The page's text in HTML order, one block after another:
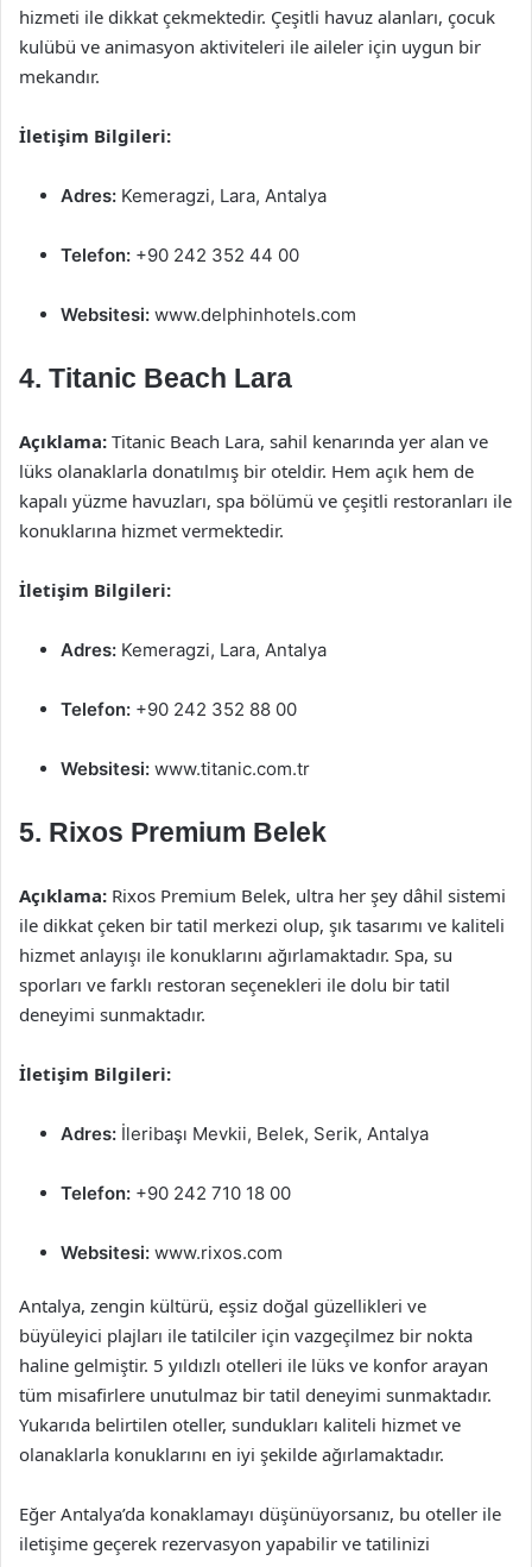
hizmeti ile dikkat çekmektedir. Çeşitli havuz alanları, çocuk
kulübü ve animasyon aktiviteleri ile aileler için uygun bir
mekandır.
İletişim Bilgileri:
Adres: Kemeragzi, Lara, Antalya
Telefon: +90 242 352 44 00
Websitesi: www.delphinhotels.com
4. Titanic Beach Lara
Açıklama: Titanic Beach Lara, sahil kenarında yer alan ve
lüks olanaklarla donatılmış bir oteldir. Hem açık hem de
kapalı yüzme havuzları, spa bölümü ve çeşitli restoranları ile
konuklarına hizmet vermektedir.
İletişim Bilgileri:
Adres: Kemeragzi, Lara, Antalya
Telefon: +90 242 352 88 00
Websitesi: www.titanic.com.tr
5. Rixos Premium Belek
Açıklama: Rixos Premium Belek, ultra her şey dâhil sistemi
ile dikkat çeken bir tatil merkezi olup, şık tasarımı ve kaliteli
hizmet anlayışı ile konuklarını ağırlamaktadır. Spa, su
sporları ve farklı restoran seçenekleri ile dolu bir tatil
deneyimi sunmaktadır.
İletişim Bilgileri:
Adres: İleribaşı Mevkii, Belek, Serik, Antalya
Telefon: +90 242 710 18 00
Websitesi: www.rixos.com
Antalya, zengin kültürü, eşsiz doğal güzellikleri ve
büyüleyici plajları ile tatilciler için vazgeçilmez bir nokta
haline gelmiştir. 5 yıldızlı otelleri ile lüks ve konfor arayan
tüm misafirlere unutulmaz bir tatil deneyimi sunmaktadır.
Yukarıda belirtilen oteller, sundukları kaliteli hizmet ve
olanaklarla konuklarını en iyi şekilde ağırlamaktadır.
Eğer Antalya’da konaklamayı düşünüyorsanız, bu oteller ile
iletişime geçerek rezervasyon yapabilir ve tatilinizi